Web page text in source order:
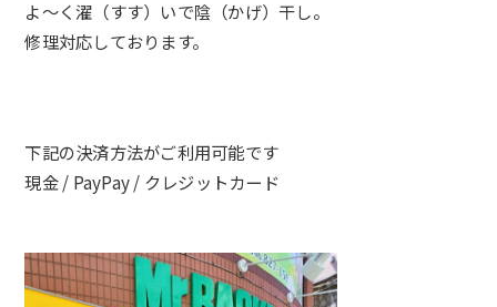
よ～く濯（すす）いで陰（かげ）干し。
修理対応しております。
下記の決済方法がご利用可能です
現金 / PayPay / クレジットカード